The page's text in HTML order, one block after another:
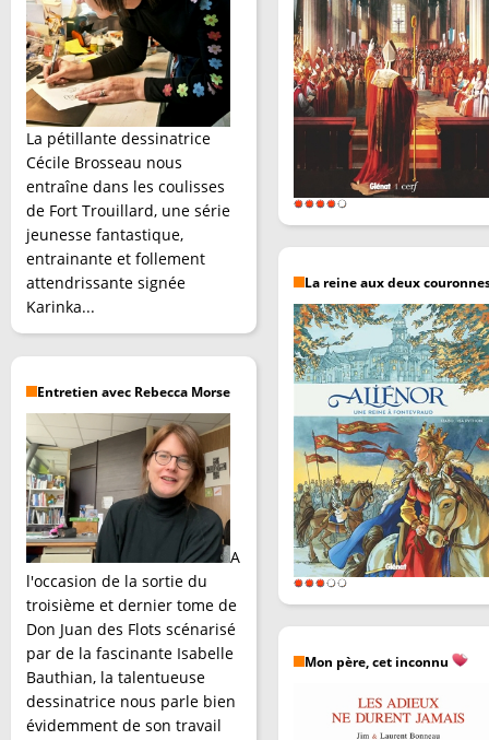
La pétillante dessinatrice
Cécile Brosseau nous
entraîne dans les coulisses
de Fort Trouillard, une série
jeunesse fantastique,
entrainante et follement
attendrissante signée
Karinka...
Entretien avec Rebecca Morse
A
l'occasion de la sortie du
troisième et dernier tome de
Don Juan des Flots scénarisé
par de la fascinante Isabelle
Bauthian, la talentueuse
dessinatrice nous parle bien
évidemment de son travail
La reine aux deux
Mon père, cet inconnu